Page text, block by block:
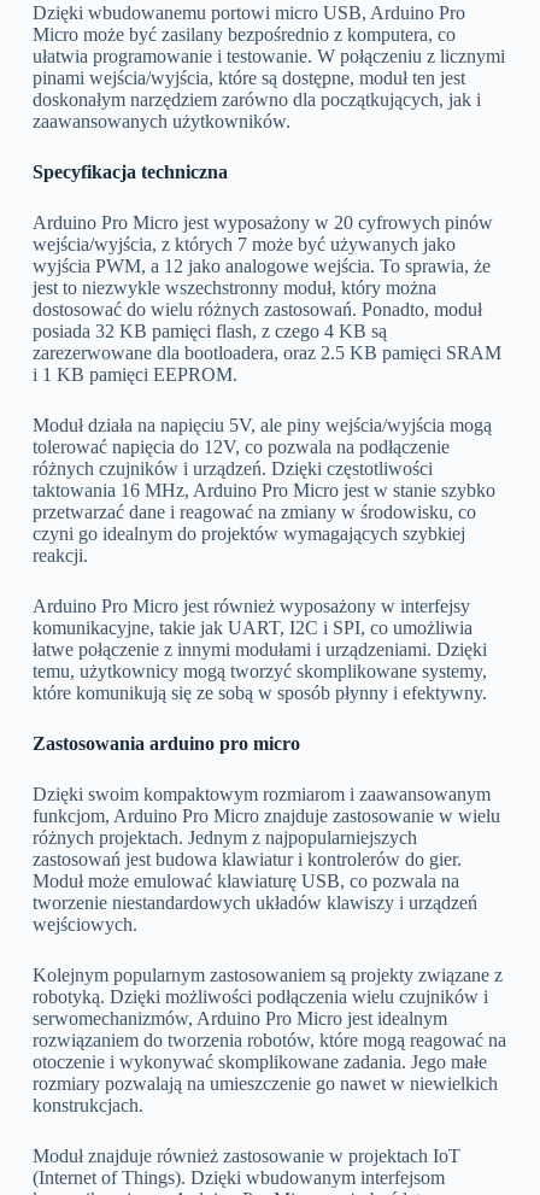
Dzięki wbudowanemu portowi micro USB, Arduino Pro
Micro może być zasilany bezpośrednio z komputera, co
ułatwia programowanie i testowanie. W połączeniu z licznymi
pinami wejścia/wyjścia, które są dostępne, moduł ten jest
doskonałym narzędziem zarówno dla początkujących, jak i
zaawansowanych użytkowników.
Specyfikacja techniczna
Arduino Pro Micro jest wyposażony w 20 cyfrowych pinów
wejścia/wyjścia, z których 7 może być używanych jako
wyjścia PWM, a 12 jako analogowe wejścia. To sprawia, że
jest to niezwykle wszechstronny moduł, który można
dostosować do wielu różnych zastosowań. Ponadto, moduł
posiada 32 KB pamięci flash, z czego 4 KB są
zarezerwowane dla bootloadera, oraz 2.5 KB pamięci SRAM
i 1 KB pamięci EEPROM.
Moduł działa na napięciu 5V, ale piny wejścia/wyjścia mogą
tolerować napięcia do 12V, co pozwala na podłączenie
różnych czujników i urządzeń. Dzięki częstotliwości
taktowania 16 MHz, Arduino Pro Micro jest w stanie szybko
przetwarzać dane i reagować na zmiany w środowisku, co
czyni go idealnym do projektów wymagających szybkiej
reakcji.
Arduino Pro Micro jest również wyposażony w interfejsy
komunikacyjne, takie jak UART, I2C i SPI, co umożliwia
łatwe połączenie z innymi modułami i urządzeniami. Dzięki
temu, użytkownicy mogą tworzyć skomplikowane systemy,
które komunikują się ze sobą w sposób płynny i efektywny.
Zastosowania arduino pro micro
Dzięki swoim kompaktowym rozmiarom i zaawansowanym
funkcjom, Arduino Pro Micro znajduje zastosowanie w wielu
różnych projektach. Jednym z najpopularniejszych
zastosowań jest budowa klawiatur i kontrolerów do gier.
Moduł może emulować klawiaturę USB, co pozwala na
tworzenie niestandardowych układów klawiszy i urządzeń
wejściowych.
Kolejnym popularnym zastosowaniem są projekty związane z
robotyką. Dzięki możliwości podłączenia wielu czujników i
serwomechanizmów, Arduino Pro Micro jest idealnym
rozwiązaniem do tworzenia robotów, które mogą reagować na
otoczenie i wykonywać skomplikowane zadania. Jego małe
rozmiary pozwalają na umieszczenie go nawet w niewielkich
konstrukcjach.
Moduł znajduje również zastosowanie w projektach IoT
(Internet of Things). Dzięki wbudowanym interfejsom